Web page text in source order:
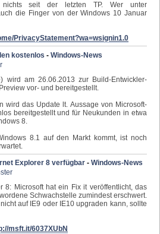
seit der letzten TP. Wer unter
die Finger von der Windows 10 Januar
PrivacyStatement?wa=wsignin1.0
kostenlos - Windows-News
wird am 26.06.2013 zur Build-Entwickler-
vor- und bereitgestellt.
wird das Update lt. Aussage von Microsoft-
bereitgestellt und für Neukunden in etwa
8.
8.1 auf den Markt kommt, ist noch
Explorer 8 verfügbar - Windows-News
8: Microsoft hat ein Fix it veröffentlicht, das
Schwachstelle zumindest erschwert.
auf IE9 oder IE10 upgraden kann, sollte
msft.it/6037XUbN